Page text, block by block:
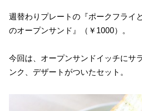
週替わりプレートの『ポークフライ
のオープンサンド』（￥1000）。
今回は、オープンサンドイッチにサ
ンク、デザートがついたセット。